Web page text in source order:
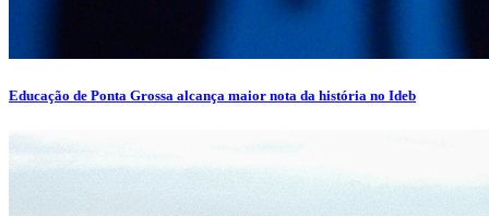
Educação de Ponta Grossa alcança maior nota da história no Ideb